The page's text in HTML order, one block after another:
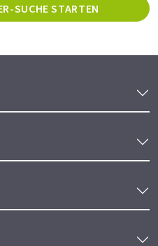
SUCHE STARTEN